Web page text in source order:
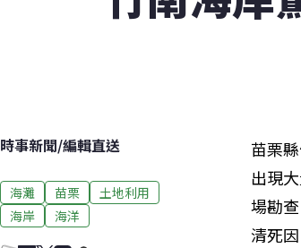
時事新聞/編輯直送
海灘 苗栗
土地利用
海岸
海洋
苗栗
出現
場勘
清死